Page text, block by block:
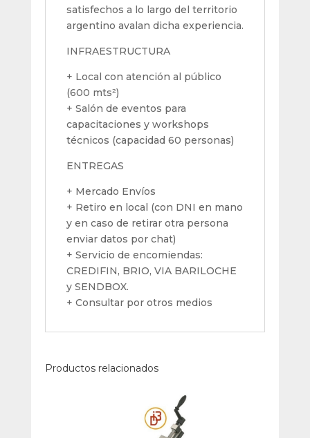
satisfechos a lo largo del territorio
argentino avalan dicha experiencia.
INFRAESTRUCTURA
+ Local con atención al público
(600 mts²)
+ Salón de eventos para
capacitaciones y workshops
técnicos (capacidad 60 personas)
ENTREGAS
+ Mercado Envíos
+ Retiro en local (con DNI en mano
y en caso de retirar otra persona
enviar datos por chat)
+ Servicio de encomiendas:
CREDIFIN, BRIO, VIA BARILOCHE
y SENDBOX.
+ Consultar por otros medios
Productos relacionados